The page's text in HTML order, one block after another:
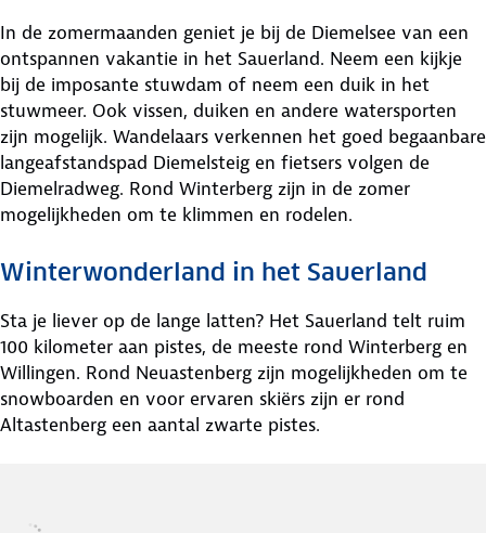
In de zomermaanden geniet je bij de Diemelsee van een
ontspannen vakantie in het Sauerland. Neem een kijkje
bij de imposante stuwdam of neem een duik in het
stuwmeer. Ook vissen, duiken en andere watersporten
zijn mogelijk. Wandelaars verkennen het goed begaanbare
langeafstandspad Diemelsteig en fietsers volgen de
Diemelradweg. Rond Winterberg zijn in de zomer
mogelijkheden om te klimmen en rodelen.
Winterwonderland in het Sauerland
Sta je liever op de lange latten? Het Sauerland telt ruim
100 kilometer aan pistes, de meeste rond Winterberg en
Willingen. Rond Neuastenberg zijn mogelijkheden om te
snowboarden en voor ervaren skiërs zijn er rond
Altastenberg een aantal zwarte pistes.